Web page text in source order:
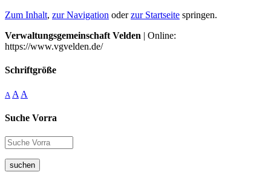
Zum Inhalt, zur Navigation oderzur Startseite springen.
Verwaltungsgemeinschaft Velden | Online:
https://www.vgvelden.de/
Schriftgröße
A A A
Suche Vorra
suchen